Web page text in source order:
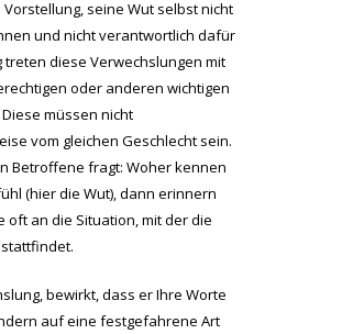
seine Wut selbst nicht
und nicht verantwortlich dafür
treten diese Verwechslungen mit
oder anderen wichtigen
müssen nicht
vom gleichen Geschlecht sein.
Betroffene fragt: Woher kennen
(hier die Wut), dann erinnern
oft an die Situation, mit der die
bewirkt, dass er Ihre Worte
auf eine festgefahrene Art